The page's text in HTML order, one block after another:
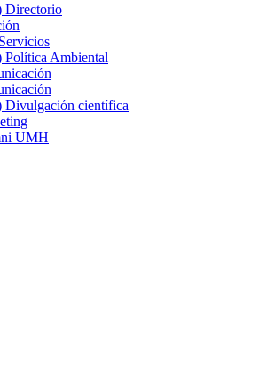
Directorio
Política Ambiental
Divulgación científica
UMH